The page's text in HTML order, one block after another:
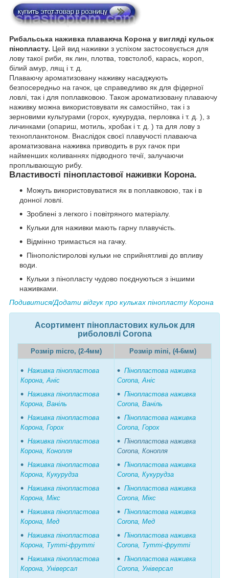
Рибальська наживка плаваюча Корона у вигляді кульок
пінопласту. Цей вид наживки з успіхом застосовується для
лову такої риби, як лин, плотва, товстолоб, карась, короп,
білий амур, лящ і т. д.
Плаваючу ароматизовану наживку насаджують
безпосередньо на гачок, це справедливо як для фідерної
ловлі, так і для поплавковою. Також ароматизовану плаваючу
наживку можна використовувати як самостійно, так і з
зерновими культурами (горох, кукурудза, перловка і т. д. ), з
личинками (опариш, мотиль, хробак і т. д. ) та для лову з
технопланктоном. Внаслідок своєї плавучості плаваюча
ароматизована наживка приводить в рух гачок при
найменших коливаннях підводного течії, залучаючи
проплывающую рибу.
Властивості пінопластової наживки Корона.
Можуть використовуватися як в поплавковою, так і в
донної ловлі.
Зроблені з легкого і повітряного матеріалу.
Кульки для наживки мають гарну плавучість.
Відмінно тримається на гачку.
Пінополістиролові кульки не сприйнятливі до впливу
води.
Кульки з пінопласту чудово поєднуються з іншими
наживками.
Подивитися/Додати відгук про кульках пінопластуКорона
Асортимент пінопластових кульок для
риболовлі Corona
Розмір micro, (2-4мм) Розмір mini, (4-6мм)
Наживка пінопластова
Корона, Аніс
Наживка пінопластова
Корона, Ваніль
Наживка пінопластова
Корона, Горох
Наживка пінопластова
Корона, Конопля
Наживка пінопластова
Корона, Кукурудза
Наживка пінопластова
Корона, Мікс
Наживка пінопластова
Корона, Мед
Наживка пінопластова
Корона, Тутті-фрутті
Наживка пінопластова
Корона, Універсал
Пінопластова наживка
Corona, Аніс
Пінопластова наживка
Corona, Ваніль
Пінопластова наживка
Corona, Горох
Пінопластова наживка
Corona, Конопля
Пінопластова наживка
Corona, Кукурудза
Пінопластова наживка
Corona, Мікс
Пінопластова наживка
Corona, Мед
Пінопластова наживка
Corona, Тутті-фрутті
Пінопластова наживка
Corona, Універсал